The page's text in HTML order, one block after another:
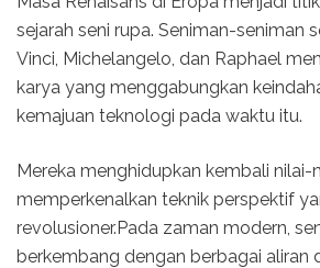
sejarah seni rupa. Seniman-seniman
Vinci, Michelangelo, dan Raphael
karya yang menggabungkan
kemajuan teknologi pada waktu itu.
Mereka menghidupkan kembali nilai-
memperkenalkan teknik perspektif
revolusioner.Pada zaman modern,
berkembang dengan berbagai aliran